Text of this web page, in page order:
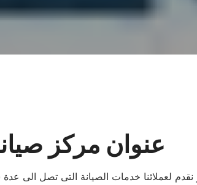
عنوان مركز
لعملائنا خدمات الصيانة التى تصل الى